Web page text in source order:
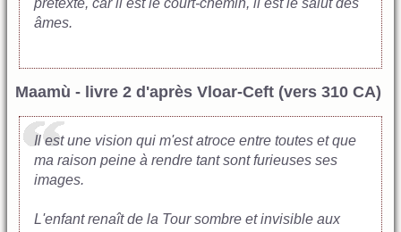
prétexte, car il est le court-chemin, il est le salut des
âmes.
Maamù - livre 2 d'après Vloar-Ceft (vers 310 CA)
Il est une vision qui m'est atroce entre toutes et que
ma raison peine à rendre tant sont furieuses ses
images.
L'enfant renaît de la Tour sombre et invisible aux